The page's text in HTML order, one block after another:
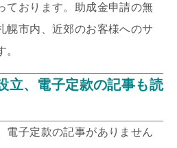
ております。助成金申請の無
幌市内、近郊のお客様へのサ
立、電子定款の記事も読
電子定款の記事がありません